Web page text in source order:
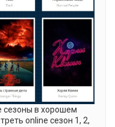
сезоны в хорошем
online сезон 1, 2,